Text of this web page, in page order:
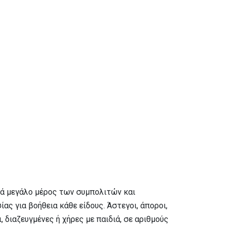
μεγάλο μέρος των συμπολιτών και
για βοήθεια κάθε είδους. Άστεγοι, άποροι,
ή χήρες με παιδιά, σε αριθμούς